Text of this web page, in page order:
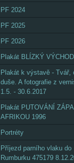
PF 2024
PF 2025
PF 2026
Plakát BLÍZKÝ
Plakát k výstavě - Tvář,
duše. A fotografie z
1.5. - 30.6.2017
Plakát PUTOVÁNÍ
AFRIKOU 1996
Portréty
Příjezd parního vlaku do
Rumburku 475179